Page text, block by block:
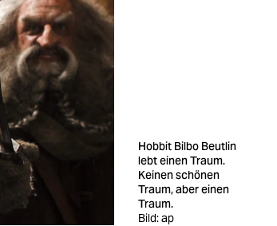
Hobbit Bilbo Beutlin
lebt einen Traum.
Keinen schönen
Traum, aber einen
Traum.
Bild: ap